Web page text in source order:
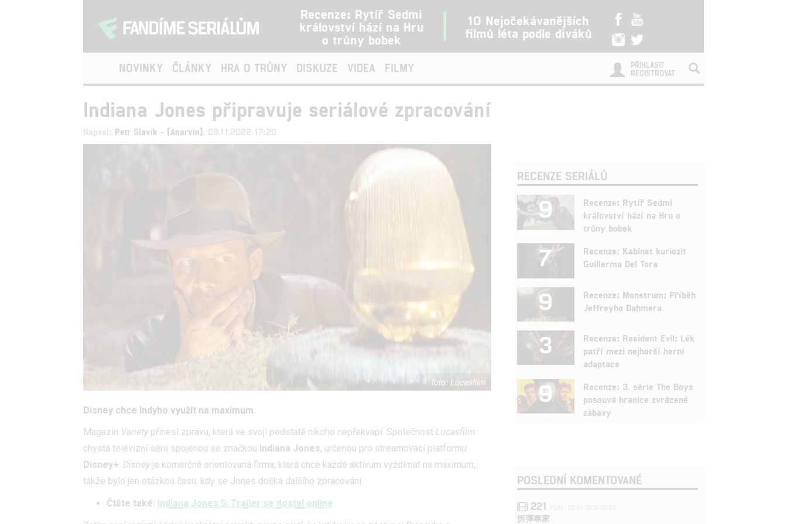
Recenze: Rytíř Sedmi
království hází na Hru
o trůny bobek
10 Nejočekávanějších
filmů léta podle diváků
NOVINKY ČLÁNKY HRA O TRŮNY DISKUZE VIDEA FILMY
PŘIHLÁSIT
REGISTROVAT
Indiana Jones připravuje seriálové zpracování
Napsal: Petr Slavík - (Anarvin) , 09.11.2022 17:20
Lucasfilm
Disney chce Indyho využít na maximum.
Magazín Variety přinesl zprávu, která ve svojí podstatě nikoho nepřekvapí. Společnost Lucasfilm
chystá televizní sérii spojenou se značkou Indiana Jones, určenou pro streamovací platformu
Disney+. Disney je komerčně orientovaná firma, která chce každé aktivum vyždímat na maximum,
takže bylo jen otázkou času, kdy se Jones dočká dalšího zpracování.
Čtěte také: Indiana Jones 5: Trailer se dostal online
RECENZE SERIÁLŮ
9
Recenze: Rytíř Sedmi
království hází na Hru o
trůny bobek
7
Recenze: Kabinet kuriozit
Guillerma Del Tora
9
Recenze: Monstrum: Příběh
Jeffreyho Dahmera
3
Recenze: Resident Evil: Lék
patří mezi nejhorší herní
adaptace
9
Recenze: 3. série The Boys
posouvá hranice zvrácené
zábavy
POSLEDNÍ KOMENTOVANÉ
221
拆彈專家